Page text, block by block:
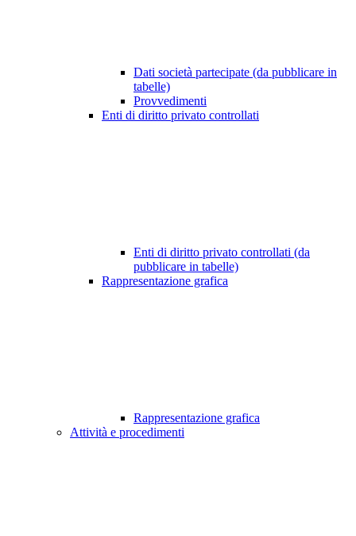
Dati società partecipate (da pubblicare in
tabelle)
Provvedimenti
Enti di diritto privato controllati
Enti di diritto privato controllati (da
pubblicare in tabelle)
Rappresentazione grafica
Rappresentazione grafica
Attività e procedimenti